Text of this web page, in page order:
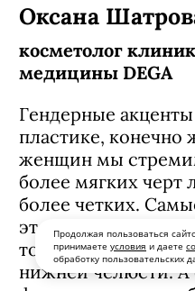
Продолжая пользоваться
принимаете условия и даете
обработку пользовательских
Оксана
косметолог
медицины DEGA
Гендерные
пластике, конечно
женщин мы
более мягких
более четких.
это сделать лицо
том числе за счет
нижней челюсти.